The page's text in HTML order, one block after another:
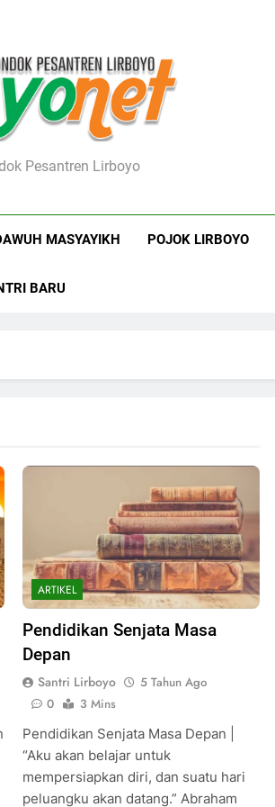
Pesantren Lirboyo
MASYAYIKH POJOK LIRBOYO
BARU
ARTIKEL
Pendidikan Senjata Masa
Depan
Santri Lirboyo
5 Tahun Ago
0
3 Mins
Pendidikan Senjata Masa Depan |
“Aku akan belajar untuk
mempersiapkan diri, dan suatu hari
peluangku akan datang.” Abraham